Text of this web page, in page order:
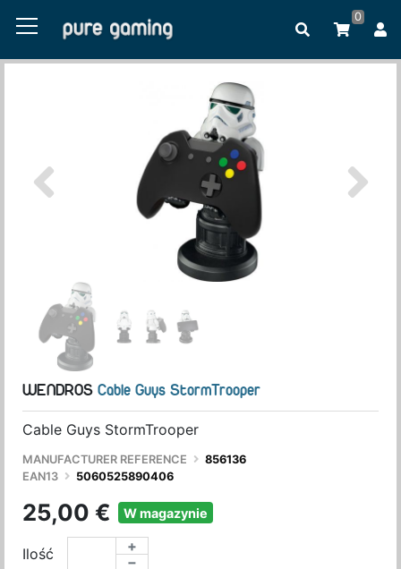
0
WENDROS Cable Guys StormTrooper
Cable Guys StormTrooper
MANUFACTURER REFERENCE
856136
EAN13
5060525890406
25,00 € W magazynie
Ilość −
+